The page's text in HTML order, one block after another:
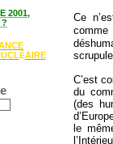
2001,
?
CLÉAIRE
Ce
comme
C’est
du
(des
le